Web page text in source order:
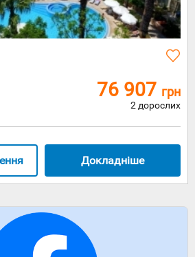
76 907 грн
2 дорослих
Докладніше